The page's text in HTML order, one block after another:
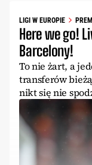
LIGI W EUROPIE
Here we go!
Barcelony!
To nie żart, a
transferów
nikt się nie